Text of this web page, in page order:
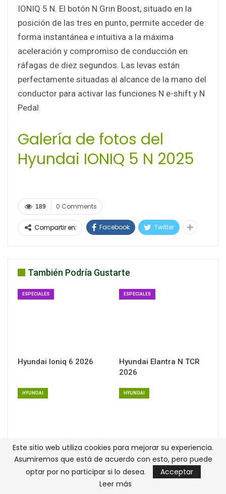
IONIQ 5 N. El botón N Grin Boost, situado en la
posición de las tres en punto, permite acceder de
forma instantánea e intuitiva a la máxima
aceleración y compromiso de conducción en
ráfagas de diez segundos. Las levas están
perfectamente situadas al alcance de la mano del
conductor para activar las funciones N e-shift y N
Pedal.
Galería de fotos del
Hyundai IONIQ 5 N 2025
0 Comments
189
Compartir en: Facebook Twitter
También Podría Gustarte
ESPECIALES
Hyundai Ioniq 6 2026
ESPECIALES
Hyundai Elantra N TCR
2026
HYUNDAI
Hyundai Ioniq 9 2026
HYUNDAI
Hyundai Nexo 2026
Este sitio web utiliza cookies para mejorar su experiencia.
Asumiremos que está de acuerdo con esto, pero puede
optar por no participar si lo desea.
Acceptar
Leer más